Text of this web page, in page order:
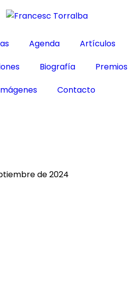
Agenda
Artículos
Biografía
Premios
Contacto
de 2024